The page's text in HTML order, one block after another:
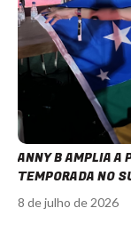
ANNY B AMPLIA A
TEMPORADA NO
8 de julho de 2026